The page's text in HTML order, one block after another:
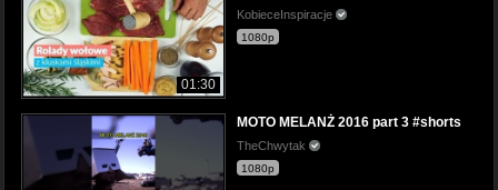
01:30
KobieceInspiracje
1080p
MOTO MELANŻ 2016 part 3 #shorts
TheChwytak
1080p